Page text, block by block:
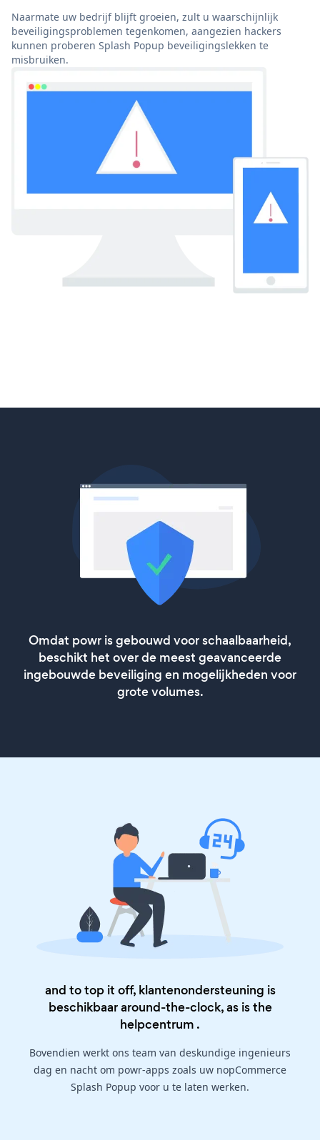
Naarmate uw bedrijf blijft groeien, zult u waarschijnlijk
beveiligingsproblemen tegenkomen, aangezien hackers
kunnen proberen Splash Popup beveiligingslekken te
misbruiken.
Omdat powr is gebouwd voor schaalbaarheid,
beschikt het over de meest geavanceerde
ingebouwde beveiliging en mogelijkheden voor
grote volumes.
and to top it off, klantenondersteuning is
beschikbaar around-the-clock, as is the
helpcentrum .
Bovendien werkt ons team van deskundige ingenieurs
dag en nacht om powr-apps zoals uw nopCommerce
Splash Popup voor u te laten werken.